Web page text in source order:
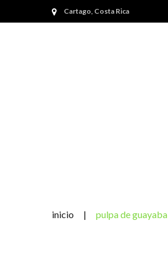
to
Cartago, Costa Rica
inicio | pulpa de guayaba